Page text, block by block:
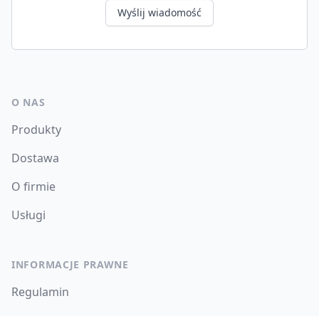
Wyślij wiadomość
O NAS
Produkty
Dostawa
O firmie
Usługi
INFORMACJE PRAWNE
Regulamin